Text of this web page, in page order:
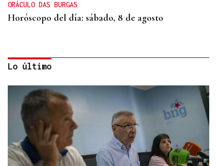
ORÁCULO DAS BURGAS
Horóscopo del día: sábado, 8 de agosto
SEGURIDAD INFANTIL
Lo último